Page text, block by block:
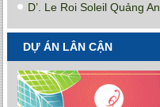
D’. Le Roi Soleil Quảng An
DỰ ÁN LÂN CẬN